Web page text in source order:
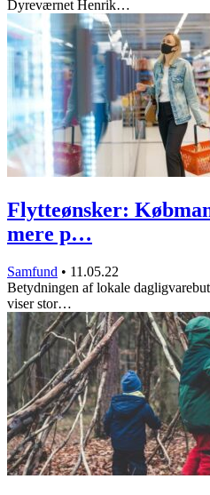
Dyreværnet Henrik…
Flytteønsker:
mere p…
Samfund • 11.05.22
Betydningen af lokale
viser stor…